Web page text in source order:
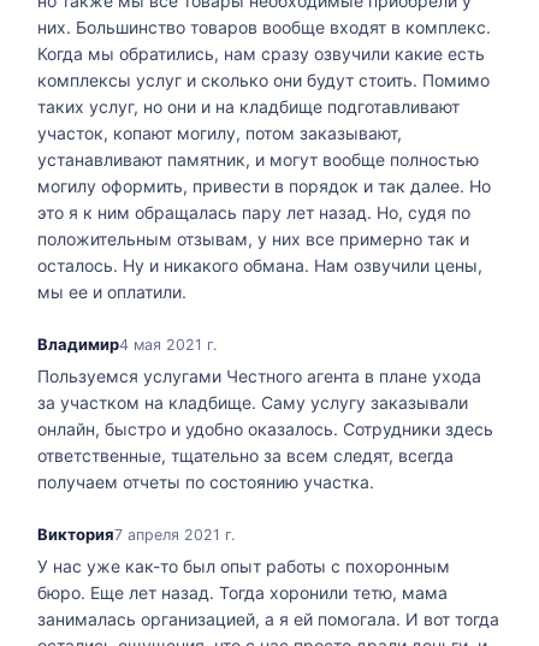
них. Большинство товаров вообще входят в комплекс.
Когда мы обратились, нам сразу озвучили какие есть
комплексы услуг и сколько они будут стоить. Помимо
таких услуг, но они и на кладбище подготавливают
участок, копают могилу, потом заказывают,
устанавливают памятник, и могут вообще полностью
могилу оформить, привести в порядок и так далее. Но
это я к ним обращалась пару лет назад. Но, судя по
положительным отзывам, у них все примерно так и
осталось. Ну и никакого обмана. Нам озвучили цены,
мы ее и оплатили.
Владимир4 мая 2021 г.
Пользуемся услугами Честного агента в плане ухода
за участком на кладбище. Саму услугу заказывали
онлайн, быстро и удобно оказалось. Сотрудники здесь
ответственные, тщательно за всем следят, всегда
получаем отчеты по состоянию участка.
Виктория7 апреля 2021 г.
У нас уже как-то был опыт работы с похоронным
бюро. Еще лет назад. Тогда хоронили тетю, мама
занималась организацией, а я ей помогала. И вот тогда